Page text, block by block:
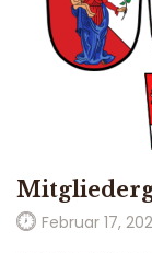
Februar 17,